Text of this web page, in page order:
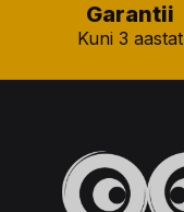
Garantii
Kuni 3 aastat